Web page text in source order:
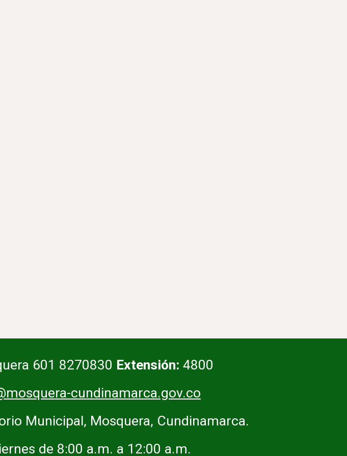
601 8270830 Extensión: 4800
cundinamarca.gov.co
Municipal, Mosquera, Cundinamarca.
de 8:00 a.m. a 12:00 a.m.